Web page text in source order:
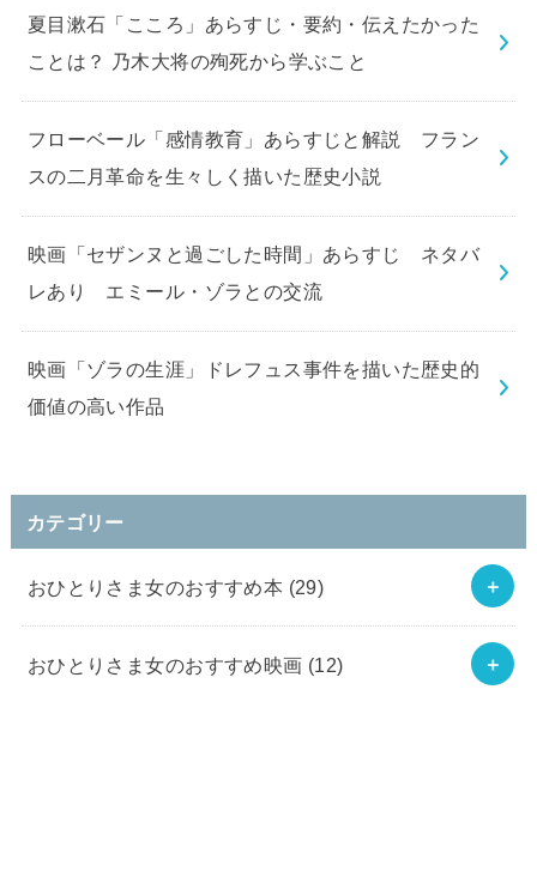
夏目漱石「こころ」あらすじ・要約・伝えたかった
ことは？ 乃木大将の殉死から学ぶこと
フローベール「感情教育」あらすじと解説 フラン
スの二月革命を生々しく描いた歴史小説
映画「セザンヌと過ごした時間」あらすじ ネタバ
レあり エミール・ゾラとの交流
映画「ゾラの生涯」ドレフュス事件を描いた歴史的
価値の高い作品
カテゴリー
おひとりさま女のおすすめ本 (29)
おひとりさま女のおすすめ映画 (12)